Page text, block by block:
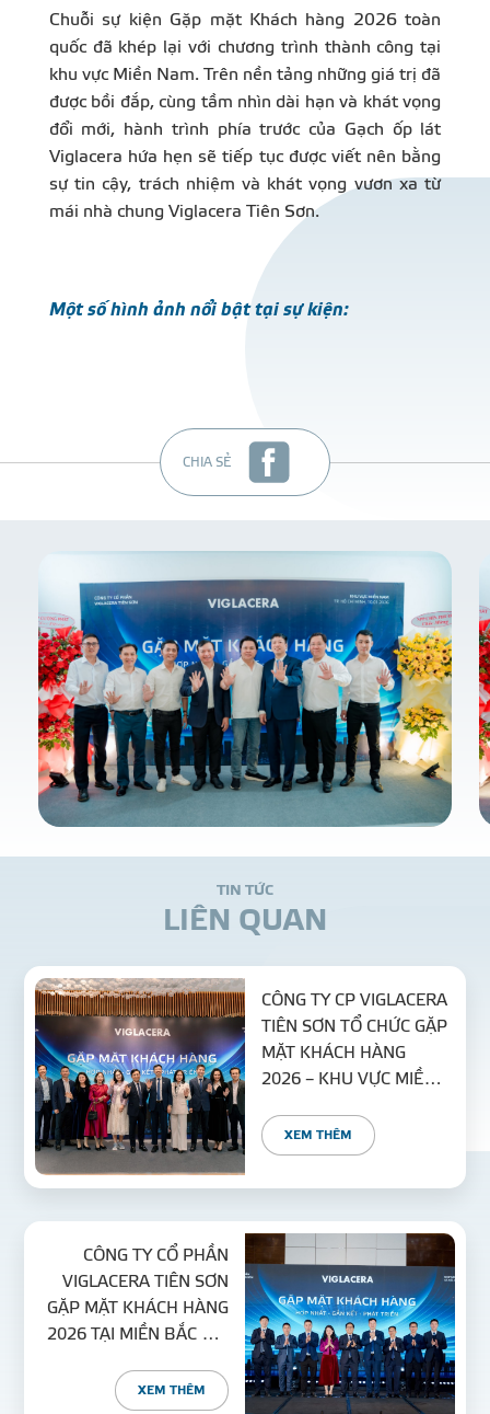
Chuỗi sự kiện Gặp mặt Khách hàng 2026 toàn
quốc đã khép lại với chương trình thành công tại
khu vực Miền Nam. Trên nền tảng những giá trị đã
được bồi đắp, cùng tầm nhìn dài hạn và khát vọng
đổi mới, hành trình phía trước của Gạch ốp lát
Viglacera hứa hẹn sẽ tiếp tục được viết nên bằng
sự tin cậy, trách nhiệm và khát vọng vươn xa từ
mái nhà chung Viglacera Tiên Sơn.
Một số hình ảnh nổi bật tại sự kiện:
CHIA SẺ
TIN TỨC
LIÊN QUAN
CÔNG TY CP VIGLACERA
TIÊN SƠN TỔ CHỨC GẶP
MẶT KHÁCH HÀNG
2026 – KHU VỰC MIỀN
08/01/2026
XEM THÊM
CÔNG TY CỔ PHẦN
VIGLACERA TIÊN SƠN
GẶP MẶT KHÁCH HÀNG
2026 TẠI MIỀN BẮC VỚI
GẮN KẾT – PHÁT TRIỂN”
XEM THÊM